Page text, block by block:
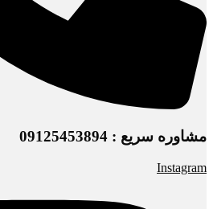
مشاوره سریع : 09125453894
Instagram